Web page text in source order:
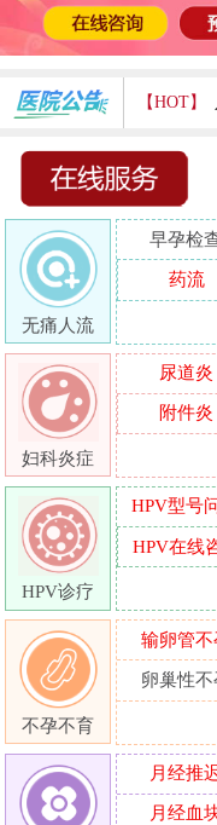
【HOT】
无痛人流
早孕检
药流
妇科炎症
尿道炎
附件炎
HPV诊疗
HPV型号
HPV在线
不孕不育
输卵管不
卵巢性不
月经推
月经血